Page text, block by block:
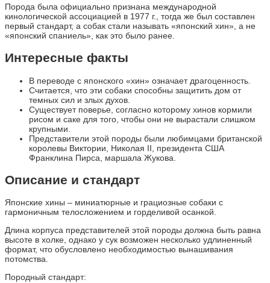
Порода была официально признана международной
кинологической ассоциацией в 1977 г., тогда же был составлен
первый стандарт, а собак стали называть «японский хин», а не
«японский спаниель», как это было ранее.
Интересные факты
В переводе с японского «хин» означает драгоценность.
Считается, что эти собаки способны защитить дом от
темных сил и злых духов.
Существует поверье, согласно которому хинов кормили
рисом и саке для того, чтобы они не вырастали слишком
крупными.
Представители этой породы были любимцами британской
королевы Виктории, Николая II, президента США
Франклина Пирса, маршала Жукова.
Описание и стандарт
Японские хины – миниатюрные и грациозные собаки с
гармоничным телосложением и горделивой осанкой.
Длина корпуса представителей этой породы должна быть равна
высоте в холке, однако у сук возможен несколько удлиненный
формат, что обусловлено необходимостью вынашивания
потомства.
Породный стандарт: